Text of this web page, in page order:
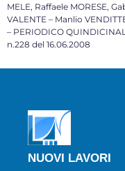
MELE, Raffaele MORESE,
VALENTE – Manlio
– PERIODICO
n.228 del 16.06.2008
NUOVI LAVORI